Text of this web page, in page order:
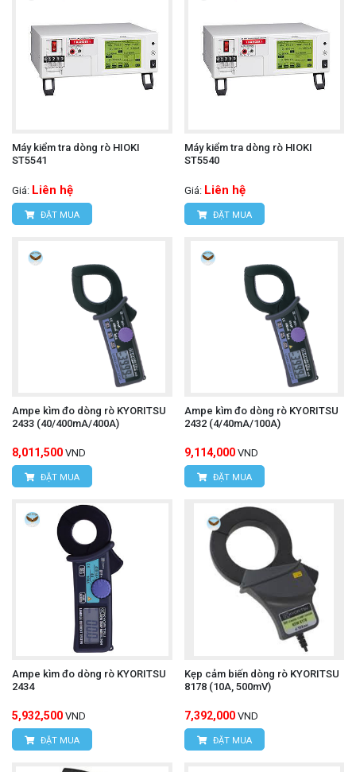
Máy kiểm tra dòng rò HIOKI
ST5541
Giá: Liên hệ
ĐẶT MUA
Máy kiểm tra dòng rò HIOKI
ST5540
Giá: Liên hệ
ĐẶT MUA
Ampe kìm đo dòng rò KYORITSU
2433 (40/400mA/400A)
8,011,500 VND
ĐẶT MUA
Ampe kìm đo dòng rò KYORITSU
2432 (4/40mA/100A)
9,114,000 VND
ĐẶT MUA
Ampe kìm đo dòng rò KYORITSU
2434
5,932,500 VND
ĐẶT MUA
Kẹp cảm biến dòng rò KYORITSU
8178 (10A, 500mV)
7,392,000 VND
ĐẶT MUA